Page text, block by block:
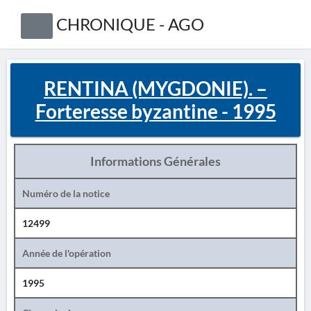
CHRONIQUE - AGO
RENTINA (MYGDONIE). –
Forteresse byzantine - 1995
Informations Générales
Numéro de la notice
12499
Année de l'opération
1995